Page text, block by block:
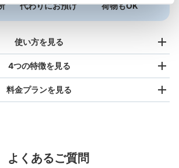
代わりにお預け
荷物もOK
使い方を見る
スマホからお店と日時を
4つの特徴を見る
料金プランを見る
最大辺が45cm未満の大きさのお荷物（リュック、ハンド
バッグ、お手荷物など）
よくあるご質問